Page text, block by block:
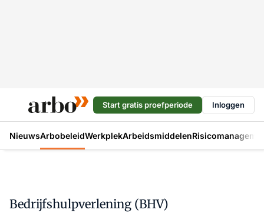
Start gratis proefperiode Inloggen
NieuwsArbobeleidWerkplekArbeidsmiddelen
Bedrijfshulpverlening (BHV)